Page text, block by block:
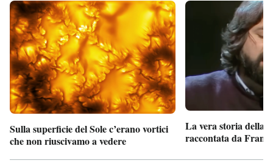
Sulla superficie del Sole c’erano vortici
che non riuscivamo a vedere
La vera storia della
raccontata da